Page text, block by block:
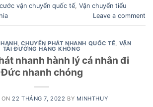
cước vận chuyển quốc tế Vận chuyển tiểu
Leave a comment
,CHUYỂN PHÁT NHANH QUỐC TẾ VẬN
TẢI ĐƯỜNG HÀNG KHÔNG
nhanh hành lý cá nhân đi
Đức nhanh chóng
ON22 THÁNG 7, 2022 BY MINHTHUY